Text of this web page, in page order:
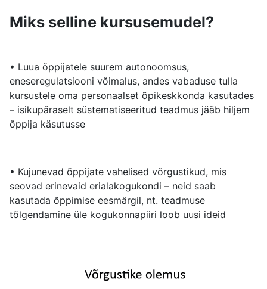
Miks selline kursusemudel?
• Luua õppijatele suurem autonoomsus,
eneseregulatsiooni võimalus, andes vabaduse tulla
kursustele oma personaalset õpikeskkonda kasutades
– isikupäraselt süstematiseeritud teadmus jääb hiljem
õppija käsutusse
• Kujunevad õppijate vahelised võrgustikud, mis
seovad erinevaid erialakogukondi – neid saab
kasutada õppimise eesmärgil, nt. teadmuse
tõlgendamine üle kogukonnapiiri loob uusi ideid